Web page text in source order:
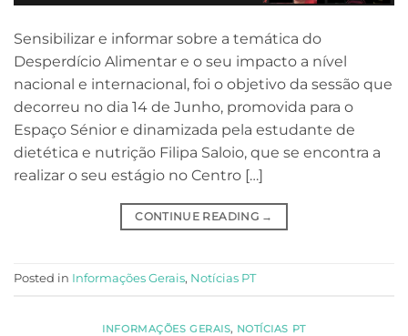
Sensibilizar e informar sobre a temática do
Desperdício Alimentar e o seu impacto a nível
nacional e internacional, foi o objetivo da sessão que
decorreu no dia 14 de Junho, promovida para o
Espaço Sénior e dinamizada pela estudante de
dietética e nutrição Filipa Saloio, que se encontra a
realizar o seu estágio no Centro […]
CONTINUE READING →
Posted in Informações Gerais, Notícias PT
INFORMAÇÕES GERAIS, NOTÍCIAS PT